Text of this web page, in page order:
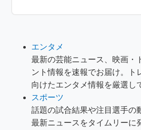
エンタメ
最新の芸能ニュース、映画・
ント情報を速報でお届け。ト
向けたエンタメ情報を厳選し
スポーツ
話題の試合結果や注目選手の
最新ニュースをタイムリーに